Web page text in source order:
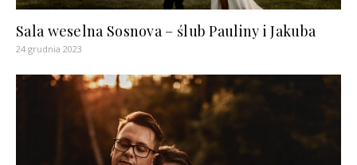
Sala weselna Sosnova – ślub Pauliny i Jakuba
24 grudnia 2023